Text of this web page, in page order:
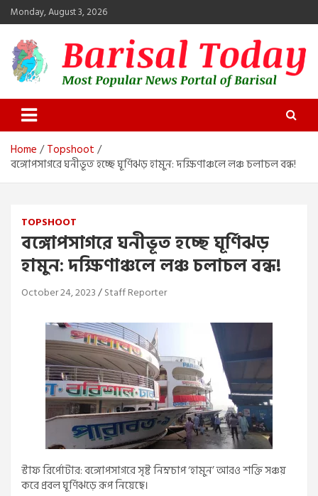
Skip
to
content
Monday, August 3, 2026
Barisal Today
The Most Popular News Portal in Barisal
Home
Topshoot
বঙ্গোপসাগরে ঘনীভূত হচ্ছে ঘূর্ণিঝড় হামুন: দক্ষিণাঞ্চলে লঞ্চ চলাচল বন্ধ!
TOPSHOOT
বঙ্গোপসাগরে ঘনীভূত হচ্ছে ঘূর্ণিঝড়
হামুন: দক্ষিণাঞ্চলে লঞ্চ চলাচল বন্ধ!
October 24, 2023 Staff Reporter
স্টাফ রির্পোটার: বঙ্গোপসাগরে সৃষ্ট নিম্নচাপ ‘হামুন’ আরও শক্তি সঞ্চয়
করে প্রবল ঘূর্ণিঝড়ে রূপ নিয়েছে।